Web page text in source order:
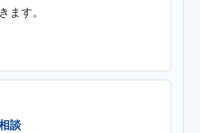
ます。
談